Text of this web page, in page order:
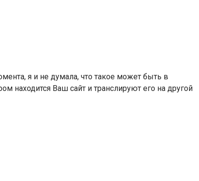
я и не думала, что такое может быть в
находится Ваш сайт и транслируют его на другой